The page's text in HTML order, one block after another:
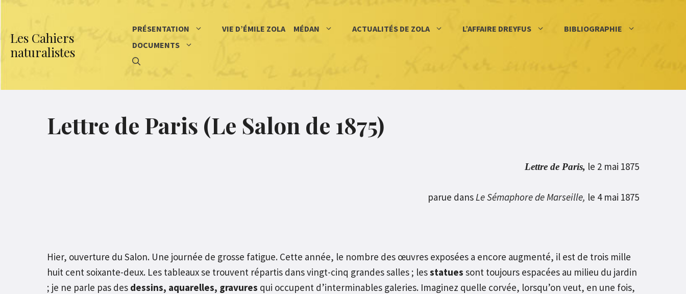
contenu
Les Cahiers
naturalistes
PRÉSENTATION VIE D’ÉMILE ZOLA MÉDAN ACTUALITÉS DE ZOLA L’AFFAIRE DREYFUS
BIBLIOGRAPHIE
DOCUMENTS
Lettre de Paris (Le Salon de 1875)
Lettre de Paris, le 2 mai 1875
parue dans Le Sémaphore de Marseille, le 4 mai 1875
Hier, ouverture du Salon. Une journée de grosse fatigue. Cette année, le nombre des œuvres exposées a encore augmenté, il est de trois mille
huit cent soixante-deux. Les tableaux se trouvent répartis dans vingt-cinq grandes salles ; lesstatues sont toujours espacées au milieu du jardin
; je ne parle pas des dessins, aquarelles, gravures qui occupent d’interminables galeries. Imaginez quelle corvée, lorsqu’on veut, en une fois,